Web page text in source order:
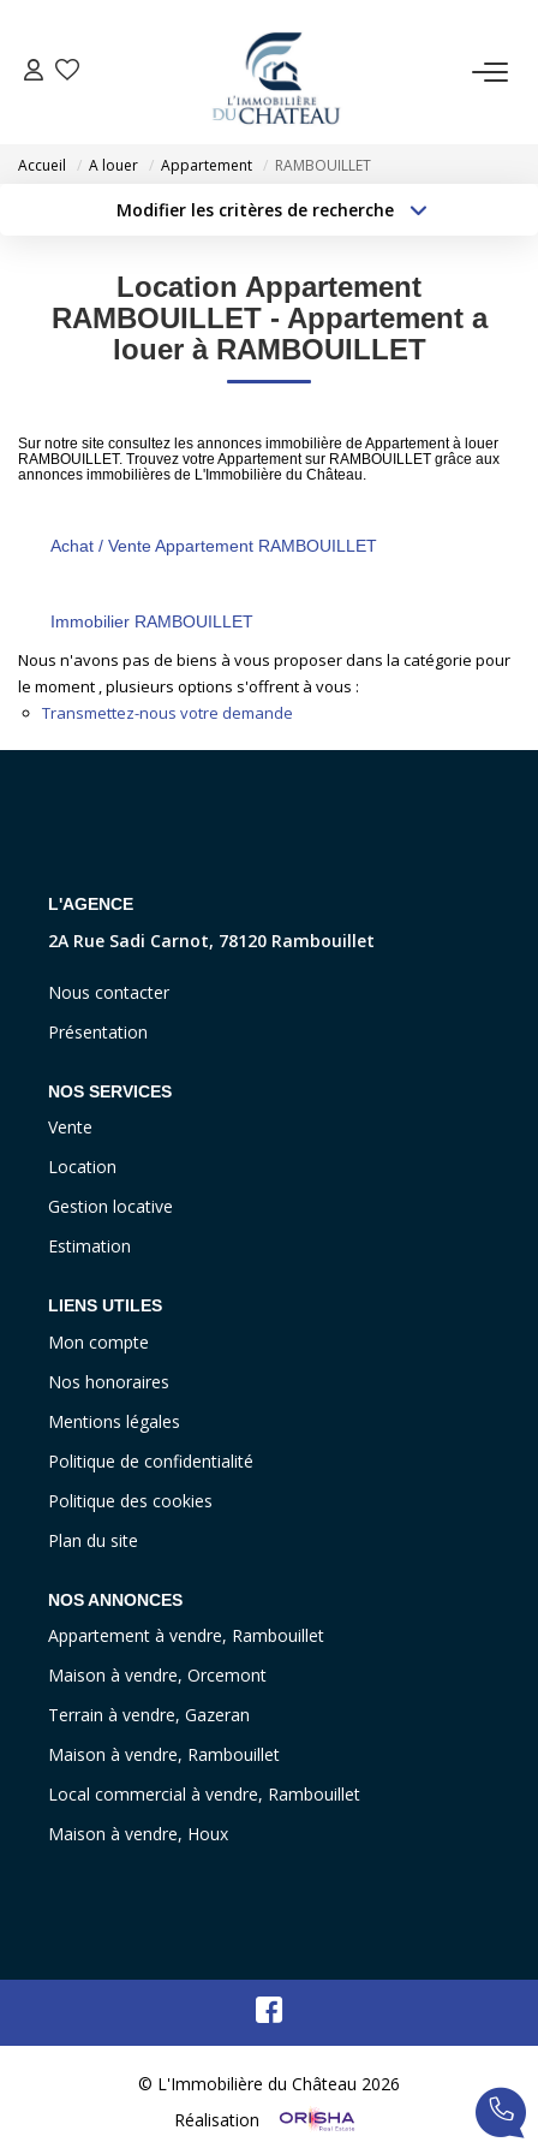
VENTE
ESTIMATION
EXTRANET
CONTACT
Accueil A louer Appartement RAMBOUILLET
Modifier les critères de recherche
Sélectionnez...
Surface min
Location Appartement
RAMBOUILLET - Appartement a
louer à RAMBOUILLET
Sur notre site consultez les annonces immobilière de Appartement à louer
RAMBOUILLET. Trouvez votre Appartement sur RAMBOUILLET grâce aux
annonces immobilières de L'Immobilière du Château.
Achat / Vente Appartement RAMBOUILLET
Immobilier RAMBOUILLET
Nous n'avons pas de biens à vous proposer dans la catégorie pour
le moment , plusieurs options s'offrent à vous :
Transmettez-nous votre demande
L'AGENCE
2A Rue Sadi Carnot, 78120 Rambouillet
Nous contacter
Présentation
NOS SERVICES
Vente
Location
Gestion locative
Estimation
LIENS UTILES
Mon compte
Nos honoraires
Mentions légales
Politique de confidentialité
Politique des cookies
Plan du site
NOS ANNONCES
Appartement à vendre, Rambouillet
Maison à vendre, Orcemont
Terrain à vendre, Gazeran
Maison à vendre, Rambouillet
Local commercial à vendre, Rambouillet
Maison à vendre, Houx
© L'Immobilière du Château 2026
Réalisation